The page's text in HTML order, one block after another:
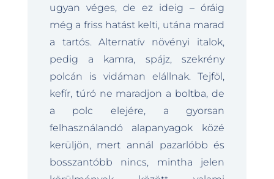
ugyan véges, de ez ideig – óráig
még a friss hatást kelti, utána marad
a tartós. Alternatív növényi italok,
pedig a kamra, spájz, szekrény
polcán is vidáman elállnak. Tejföl,
kefír, túró ne maradjon a boltba, de
a polc elejére, a gyorsan
felhasználandó alapanyagok közé
kerüljön, mert annál pazarlóbb és
bosszantóbb nincs, mintha jelen